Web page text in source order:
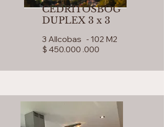
CEDRITOSBOG
DUPLEX 3 x 3
3 Allcobas - 102 M2
$ 450.000 .000